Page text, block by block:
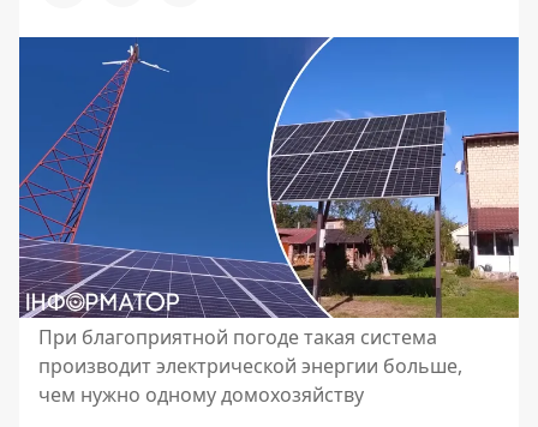
При благоприятной погоде такая система
производит электрической энергии больше,
чем нужно одному домохозяйству